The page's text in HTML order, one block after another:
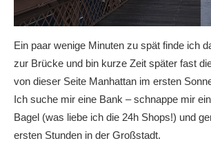
Ein paar wenige Minuten zu spät finde ich
zur Brücke und bin kurze Zeit später fast
von dieser Seite Manhattan im ersten
Ich suche mir eine Bank – schnappe mir
Bagel (was liebe ich die 24h Shops!) und
ersten Stunden in der Großstadt.